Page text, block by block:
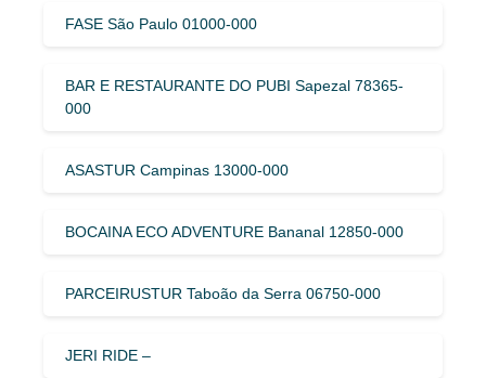
FASE São Paulo 01000-000
BAR E RESTAURANTE DO PUBI Sapezal 78365-
000
ASASTUR Campinas 13000-000
BOCAINA ECO ADVENTURE Bananal 12850-000
PARCEIRUSTUR Taboão da Serra 06750-000
JERI RIDE –